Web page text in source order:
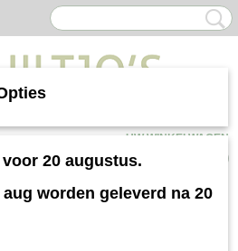
UW WINKELWAGEN
Geen producten (0)
20 augustus.
worden geleverd na 20